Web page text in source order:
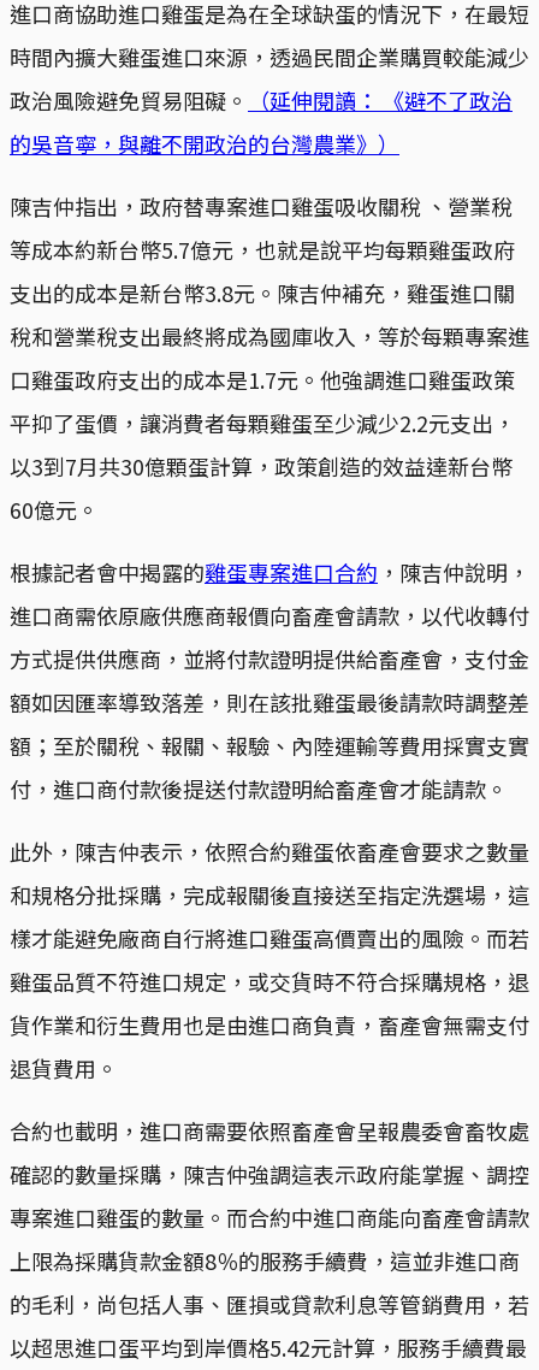
進口商協助進口雞蛋是為在全球缺蛋的情況下，在最短
時間內擴大雞蛋進口來源，透過民間企業購買較能減少
政治風險避免貿易阻礙。
（延伸閱讀： 《避不了政治
的吳音寧，與離不開政治的台灣農業》）
陳吉仲指出，政府替專案進口雞蛋吸收關稅 、營業稅
等成本約新台幣5.7億元，也就是說平均每顆雞蛋政府
支出的成本是新台幣3.8元。陳吉仲補充，雞蛋進口關
稅和營業稅支出最終將成為國庫收入，等於每顆專案進
口雞蛋政府支出的成本是1.7元。他強調進口雞蛋政策
平抑了蛋價，讓消費者每顆雞蛋至少減少2.2元支出，
以3到7月共30億顆蛋計算，政策創造的效益達新台幣
60億元。
根據記者會中揭露的雞蛋專案進口合約 ，陳吉仲說明，
進口商需依原廠供應商報價向畜產會請款，以代收轉付
方式提供供應商，並將付款證明提供給畜產會，支付金
額如因匯率導致落差，則在該批雞蛋最後請款時調整差
額；至於關稅、報關、報驗、內陸運輸等費用採實支實
付，進口商付款後提送付款證明給畜產會才能請款。
此外，陳吉仲表示，依照合約雞蛋依畜產會要求之數量
和規格分批採購，完成報關後直接送至指定洗選場，這
樣才能避免廠商自行將進口雞蛋高價賣出的風險。而若
雞蛋品質不符進口規定，或交貨時不符合採購規格，退
貨作業和衍生費用也是由進口商負責，畜產會無需支付
退貨費用。
合約也載明，進口商需要依照畜產會呈報農委會畜牧處
確認的數量採購，陳吉仲強調這表示政府能掌握、調控
專案進口雞蛋的數量。而合約中進口商能向畜產會請款
上限為採購貨款金額8％的服務手續費，這並非進口商
的毛利，尚包括人事、匯損或貸款利息等管銷費用，若
以超思進口蛋平均到岸價格5.42元計算，服務手續費最